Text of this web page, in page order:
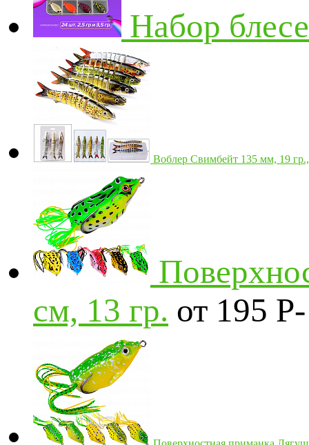
Набор
Воблер Свимбейт 135 мм, 19
см, 13 гр. от 195 Р-